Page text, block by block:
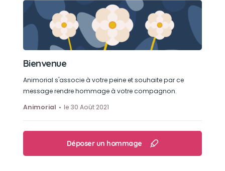
Bienvenue
Animorial s'associe à votre peine et souhaite par ce
message rendre hommage à votre compagnon.
Animorial
le 30 Août 2021
Déposer un hommage